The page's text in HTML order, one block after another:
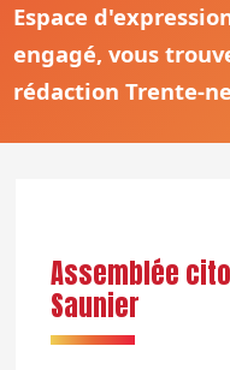
Espace
engagé, vous
rédaction Trente-
Assemblée
Saunier